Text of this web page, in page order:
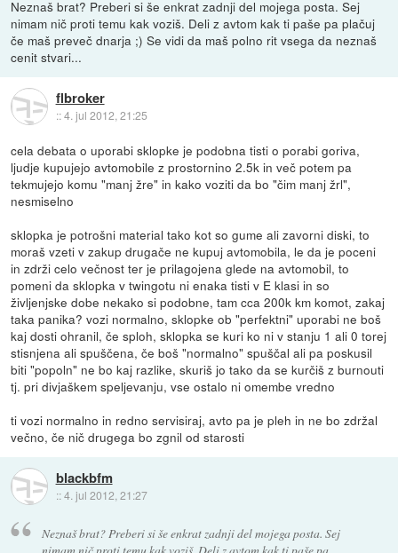
Neznaš brat? Preberi si še enkrat zadnji del mojega posta. Sej
nimam nič proti temu kak voziš. Deli z avtom kak ti paše pa plačuj
če maš preveč dnarja ;) Se vidi da maš polno rit vsega da neznaš
cenit stvari...
flbroker
::4. jul 2012, 21:25
cela debata o uporabi sklopke je podobna tisti o porabi goriva,
ljudje kupujejo avtomobile z prostornino 2.5k in več potem pa
tekmujejo komu "manj žre" in kako voziti da bo "čim manj žrl",
nesmiselno
sklopka je potrošni material tako kot so gume ali zavorni diski, to
moraš vzeti v zakup drugače ne kupuj avtomobila, le da je poceni
in zdrži celo večnost ter je prilagojena glede na avtomobil, to
pomeni da sklopka v twingotu ni enaka tisti v E klasi in so
življenjske dobe nekako si podobne, tam cca 200k km komot, zakaj
taka panika? vozi normalno, sklopke ob "perfektni" uporabi ne boš
kaj dosti ohranil, če sploh, sklopka se kuri ko ni v stanju 1 ali 0 torej
stisnjena ali spuščena, če boš "normalno" spuščal ali pa poskusil
biti "popoln" ne bo kaj razlike, skuriš jo tako da se kurčiš z burnouti
tj. pri divjaškem speljevanju, vse ostalo ni omembe vredno
ti vozi normalno in redno servisiraj, avto pa je pleh in ne bo zdržal
večno, če nič drugega bo zgnil od starosti
blackbfm
::4. jul 2012, 21:27
Neznaš brat? Preberi si še enkrat zadnji del mojega posta. Sej